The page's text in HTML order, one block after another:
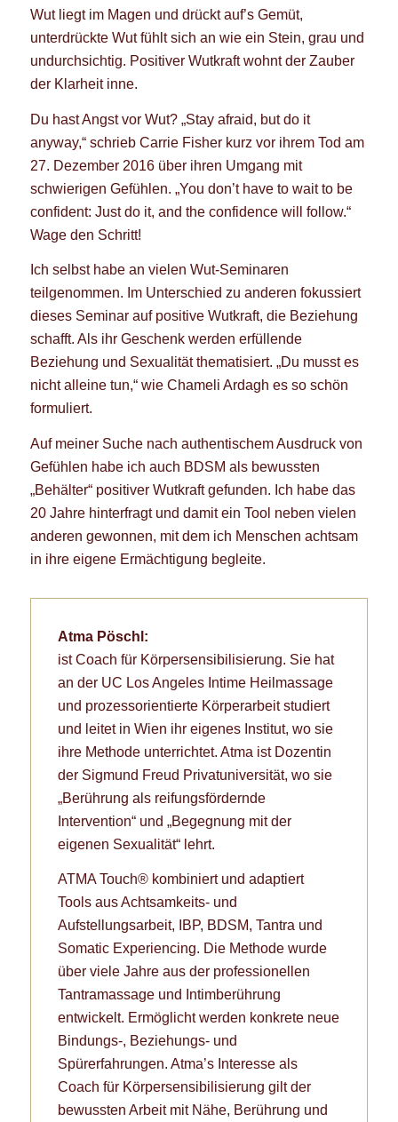
Wut liegt im Magen und drückt auf’s Gemüt,
unterdrückte Wut fühlt sich an wie ein Stein, grau und
undurchsichtig. Positiver Wutkraft wohnt der Zauber
der Klarheit inne.
Du hast Angst vor Wut? „Stay afraid, but do it
anyway,“ schrieb Carrie Fisher kurz vor ihrem Tod am
27. Dezember 2016 über ihren Umgang mit
schwierigen Gefühlen. „You don’t have to wait to be
confident: Just do it, and the confidence will follow.“
Wage den Schritt!
Ich selbst habe an vielen Wut-Seminaren
teilgenommen. Im Unterschied zu anderen fokussiert
dieses Seminar auf positive Wutkraft, die Beziehung
schafft. Als ihr Geschenk werden erfüllende
Beziehung und Sexualität thematisiert. „Du musst es
nicht alleine tun,“ wie Chameli Ardagh es so schön
formuliert.
Auf meiner Suche nach authentischem Ausdruck von
Gefühlen habe ich auch BDSM als bewussten
„Behälter“ positiver Wutkraft gefunden. Ich habe das
20 Jahre hinterfragt und damit ein Tool neben vielen
anderen gewonnen, mit dem ich Menschen achtsam
in ihre eigene Ermächtigung begleite.
Atma Pöschl:
ist Coach für Körpersensibilisierung. Sie hat
an der UC Los Angeles Intime Heilmassage
und prozessorientierte Körperarbeit studiert
und leitet in Wien ihr eigenes Institut, wo sie
ihre Methode unterrichtet. Atma ist Dozentin
der Sigmund Freud Privatuniversität, wo sie
„Berührung als reifungsfördernde
Intervention“ und „Begegnung mit der
eigenen Sexualität“ lehrt.
ATMA Touch® kombiniert und adaptiert
Tools aus Achtsamkeits- und
Aufstellungsarbeit, IBP, BDSM, Tantra und
Somatic Experiencing. Die Methode wurde
über viele Jahre aus der professionellen
Tantramassage und Intimberührung
entwickelt. Ermöglicht werden konkrete neue
Bindungs-, Beziehungs- und
Spürerfahrungen. Atma’s Interesse als
Coach für Körpersensibilisierung gilt der
bewussten Arbeit mit Nähe, Berührung und